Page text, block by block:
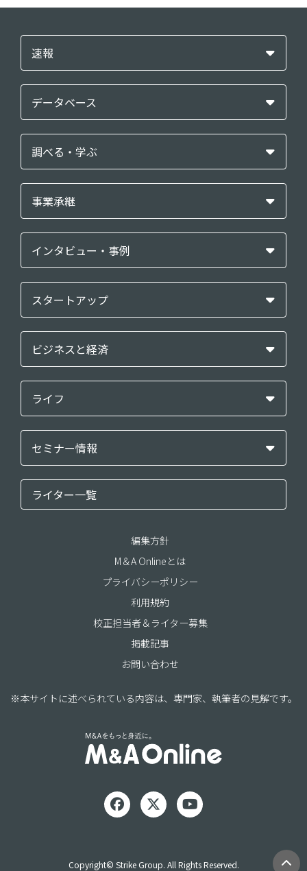
速報
データベース
調べる・学ぶ
事業承継
インタビュー・事例
スタートアップ
ビジネスと経済
ライフ
セミナー情報
ライター一覧
編集方針
M＆A Onlineとは
プライバシーポリシー
利用規約
校正担当者＆ライター募集
掲載記事
お問い合わせ
※本サイトに述べられている内容は、専門家、執筆者の見解です。
Copyright© Strike Group. All Rights Reserved.